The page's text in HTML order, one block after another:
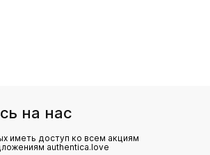
на нас
иметь доступ ко всем акциям
authentica.love